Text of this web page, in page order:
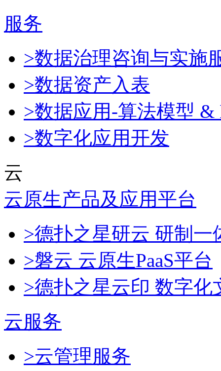
服务
>数据治理咨询与实施
>数据资产入表
>数据应用-算法模型 &
>数字化应用开发
云
云原生产品及应用平台
>德扑之星研云 研制
>磐云 云原生PaaS平台
>德扑之星云印 数字化
云服务
>云管理服务